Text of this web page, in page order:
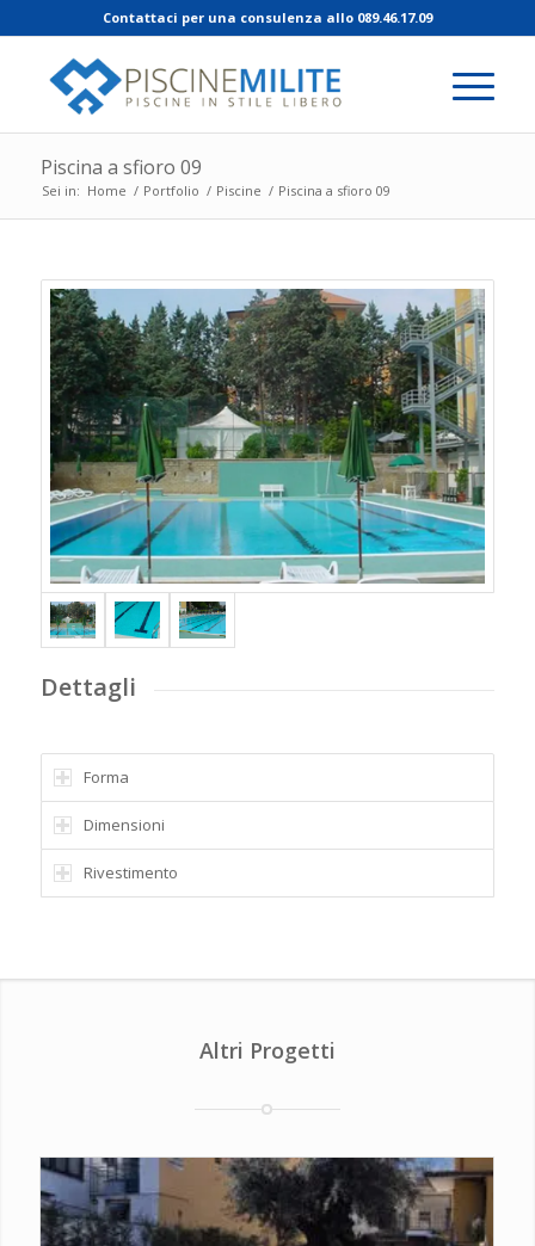
Contattaci per una consulenza allo 089.46.17.09
Piscina a sfioro 09
Sei in: Home / Portfolio / Piscine / Piscina a sfioro 09
Dettagli
Forma
Dimensioni
Rivestimento
Altri Progetti